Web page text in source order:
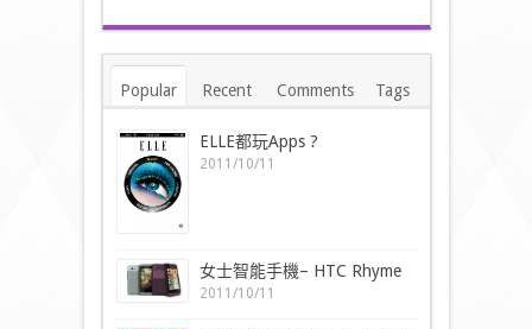
Popular Recent Comments Tags
ELLE都玩Apps ?
2011/10/11
女士智能手機– HTC Rhyme
2011/10/11